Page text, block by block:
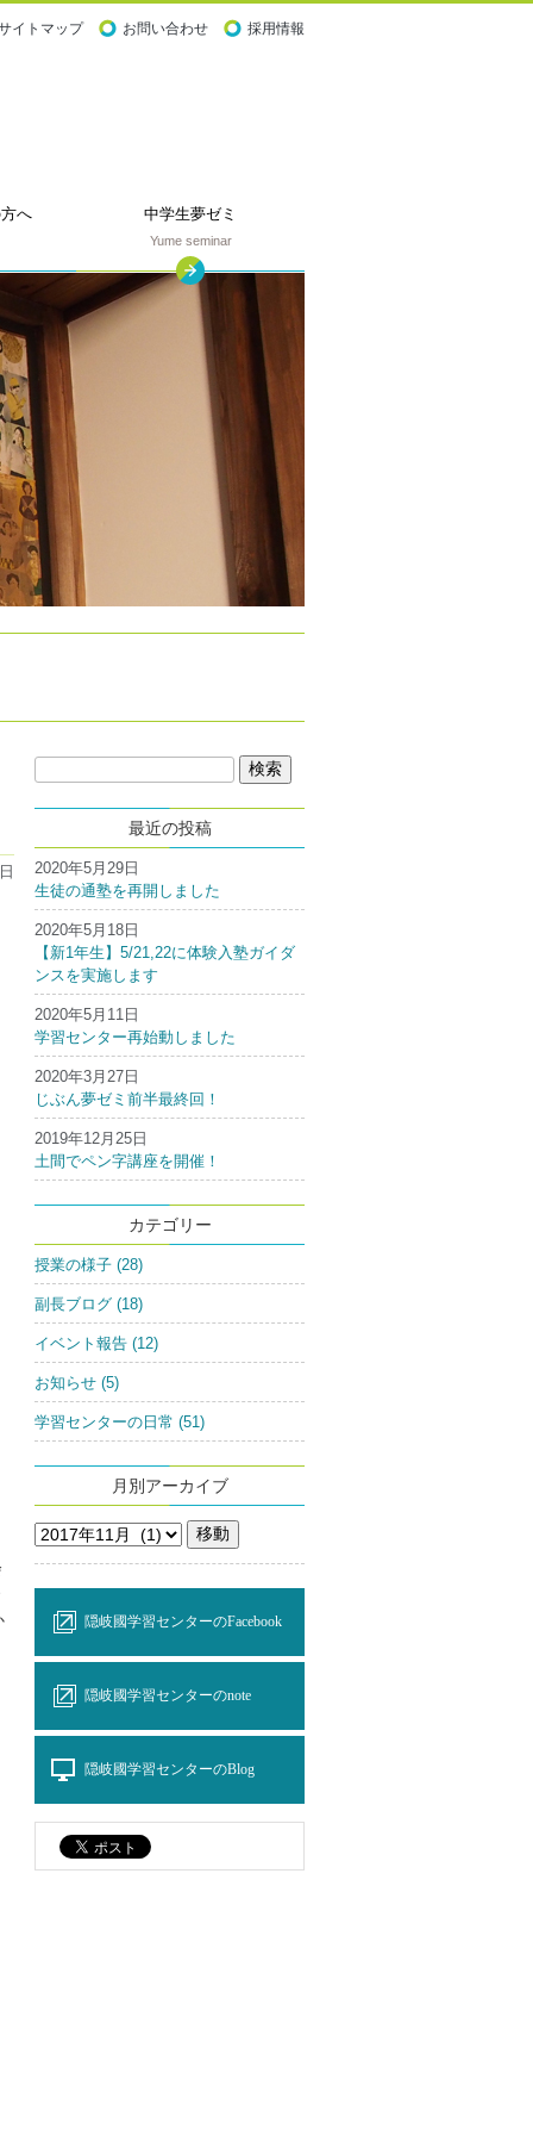
イトマップ お問い合わせ 採用情報
方へ 中学生夢ゼミ
Yume seminar
最近の投稿
2020年5月29日
生徒の通塾を再開しました
2020年5月18日
【新1年生】5/21,22に体験入塾ガイダ
ンスを実施します
2020年5月11日
学習センター再始動しました
2020年3月27日
じぶん夢ゼミ前半最終回！
2019年12月25日
土間でペン字講座を開催！
カテゴリー
授業の様子 (28)
副長ブログ (18)
イベント報告 (12)
お知らせ (5)
学習センターの日常 (51)
月別アーカイブ
隠岐國学習センターのFacebook
隠岐國学習センターのnote
隠岐國学習センターのBlog